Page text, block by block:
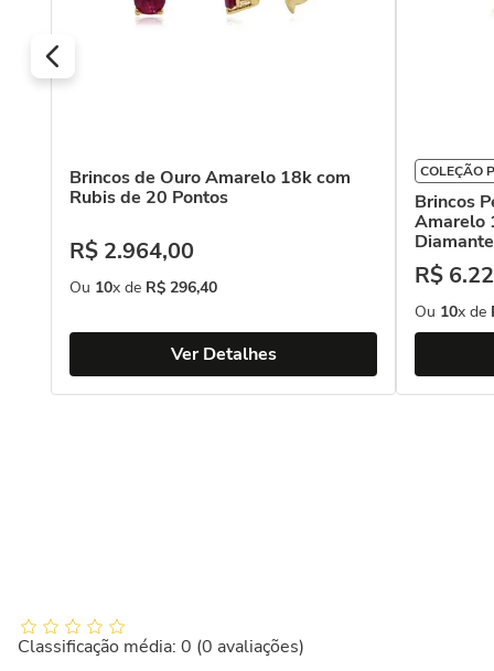
Brincos de Ouro Amarelo 18k com
Rubis de 20 Pontos
R$ 2.964,00
Ou 10x de R$ 296,40
Ver Detalhes
COLEÇÃO
Brincos
Amarelo
R$ 6.
Ou 10x de
Classificação média: 0 (0 avaliações)